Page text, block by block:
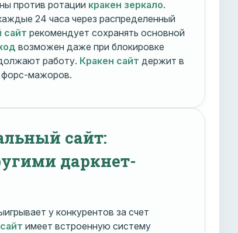
против ротации кракен зеркало.
24 часа через распределенный
сайт рекомендует сохранять основной
возможен даже при блокировке
работу. Кракен сайт держит в
форс-мажоров.
сайт:
даркнет-
у конкурентов за счет
имеет встроенную систему